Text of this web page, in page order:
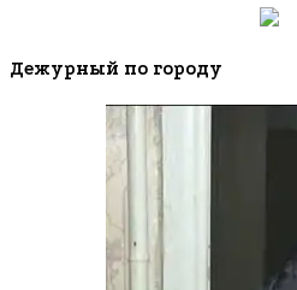
Дежурный по городу